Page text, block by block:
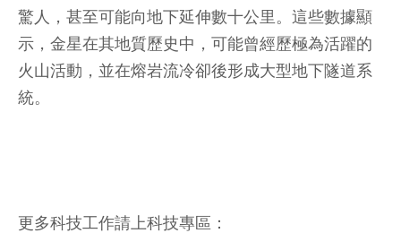
驚人，甚至可能向地下延伸數十公里。這些數據顯
示，金星在其地質歷史中，可能曾經歷極為活躍的
火山活動，並在熔岩流冷卻後形成大型地下隧道系
統。
更多科技工作請上科技專區：